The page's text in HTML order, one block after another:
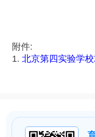
2025
附件:
1. 北京第四实验学